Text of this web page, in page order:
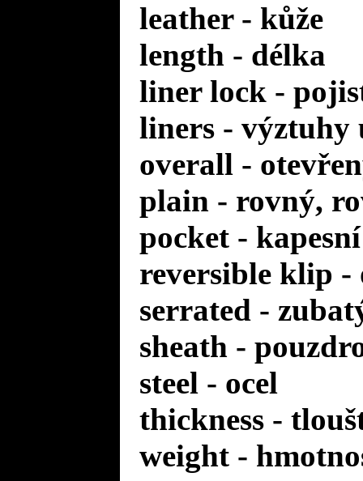
leather - kůže
length - délka
liner lock -
liners -
overall -
plain - rovný,
pocket - kapesní
reversible klip
serrated -
sheath -
steel - ocel
thickness -
weight -